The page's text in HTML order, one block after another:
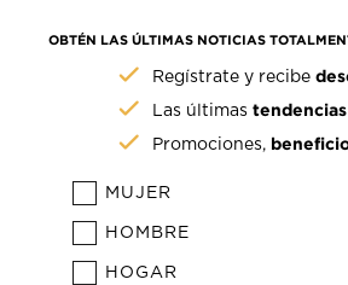
OBTÉN LAS ÚLTIMAS NOTICIAS
Regístrate y recibe
Las últimastendencias
Promociones,
MUJER
HOMBRE
HOGAR